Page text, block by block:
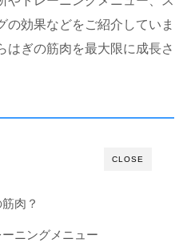
の効果などをご紹介していま
はぎの筋肉を最大限に成長さ
CLOSE
肉？
ニングメニュー